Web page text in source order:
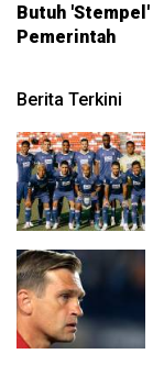
Butuh 'Stempel'
Pemerintah
Berita Terkini